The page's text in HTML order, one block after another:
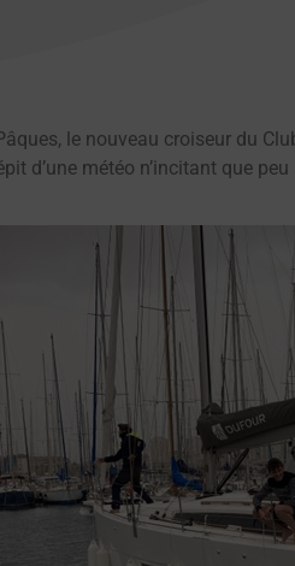
le nouveau croiseur du
d’une météo n’incitant que